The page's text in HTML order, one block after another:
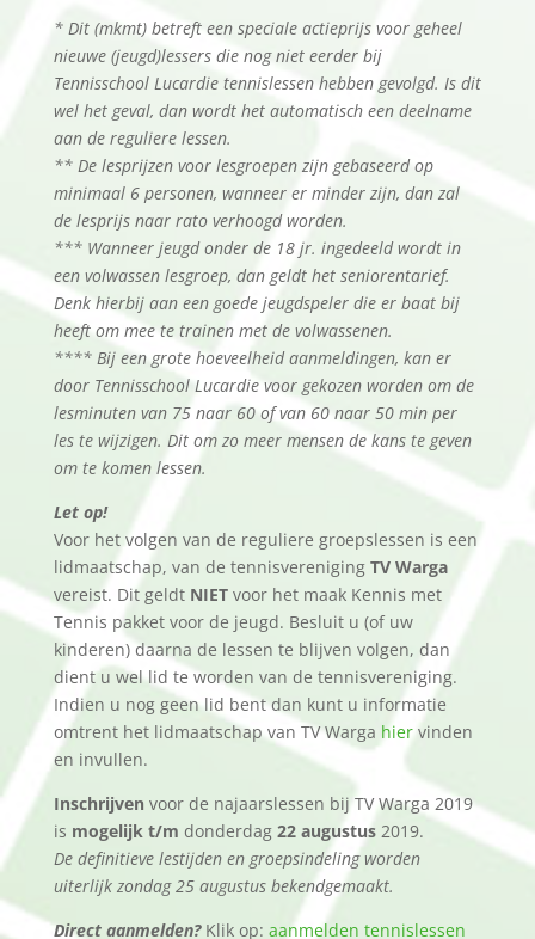
* Dit (mkmt) betreft een speciale actieprijs voor geheel
nieuwe (jeugd)lessers die nog niet eerder bij
Tennisschool Lucardie tennislessen hebben gevolgd. Is dit
wel het geval, dan wordt het automatisch een deelname
aan de reguliere lessen.
** De lesprijzen voor lesgroepen zijn gebaseerd op
minimaal 6 personen, wanneer er minder zijn, dan zal
de lesprijs naar rato verhoogd worden.
*** Wanneer jeugd onder de 18 jr. ingedeeld wordt in
een volwassen lesgroep, dan geldt het seniorentarief.
Denk hierbij aan een goede jeugdspeler die er baat bij
heeft om mee te trainen met de volwassenen.
**** Bij een grote hoeveelheid aanmeldingen, kan er
door Tennisschool Lucardie voor gekozen worden om de
lesminuten van 75 naar 60 of van 60 naar 50 min per
les te wijzigen. Dit om zo meer mensen de kans te geven
om te komen lessen.
Let op!
Voor het volgen van de reguliere groepslessen is een
lidmaatschap, van de tennisvereniging TV Warga
vereist. Dit geldt NIETvoor het maak Kennis met
Tennis pakket voor de jeugd. Besluit u (of uw
kinderen) daarna de lessen te blijven volgen, dan
dient u wel lid te worden van de tennisvereniging.
Indien u nog geen lid bent dan kunt u informatie
omtrent het lidmaatschap van TV Warga hiervinden
en invullen.
Inschrijven voor de najaarslessen bij TV Warga 2019
is mogelijk t/m donderdag22 augustus 2019.
De definitieve lestijden en groepsindeling worden
uiterlijk zondag 25 augustus bekendgemaakt.
Direct aanmelden? Klik op: aanmelden tennislessen